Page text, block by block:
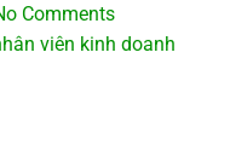
Comments
viên kinh doanh